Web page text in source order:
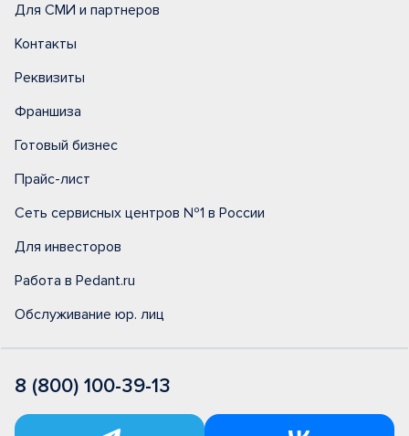
Для СМИ и партнеров
Контакты
Реквизиты
Франшиза
Готовый бизнес
Прайс-лист
Сеть сервисных центров №1 в России
Для инвесторов
Работа в Pedant.ru
Обслуживание юр. лиц
8 (800) 100-39-13